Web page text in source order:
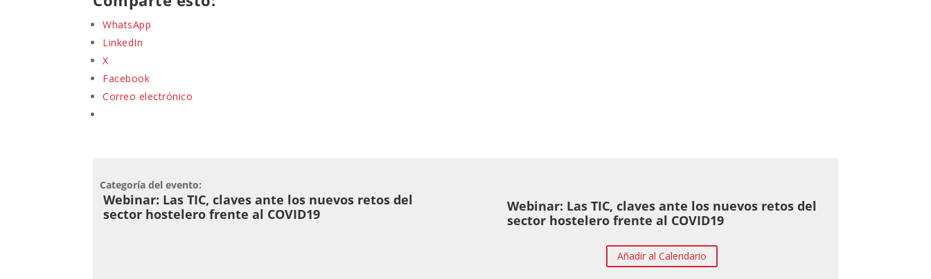
WhatsApp
LinkedIn
X
Facebook
Correo electrónico
Categoría del evento:
Webinar: Las TIC, claves ante los nuevos retos del
sector hostelero frente al COVID19
Webinar: Las TIC, claves ante los nuevos retos del
sector hostelero frente al COVID19
Añadir al Calendario